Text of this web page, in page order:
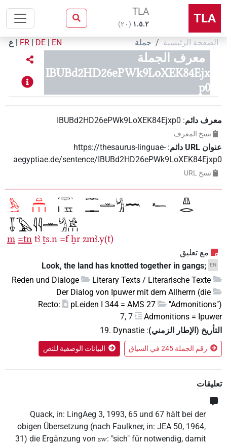
TLA
TLA
۱.٥.٢ (٢٠)
الصفحة الرئيسية جملة EN
|
DE
|
FR
| ع
معرف الجملة
IBUBd2HD26ePWk9LoXEK84Ejx
p0
معرف دائم:
IBUBd2HD26ePWk9LoXEK84Ejxp0
نسخ المعرف
عنوان‏ ‏URL‏ دائم :
https://thesaurus-linguae-
aegyptiae.de/sentence/IBUBd2HD26ePWk9LoXEK84Ejxp0
نسخ‏ ‏URL
m =tn tꜣ ṯs.n =f ẖr zmꜣ.y(t)
مع تعليق
EN
Look, the land has knotted together in gangs;
Literary Texts / Literarische Texte
Reden und Dialoge
Der Dialog von Ipuwer mit dem Allherrn (die
"Admonitions")
pLeiden I 344 = AMS 27
Recto:
Admonitions = Ipuwer
7, 7
التأريخ (الإطار الزمني):
19. Dynastie
رقم الجملة 245 في السياق البيانات الوصفية للنص
تعليقات
Quack, in: LingAeg 3, 1993, 65 und 67 hält bei der
obigen Übersetzung (nach Faulkner, in: JEA 50, 1964,
31) die Ergänzung von sw: "sich" für notwendig, damit